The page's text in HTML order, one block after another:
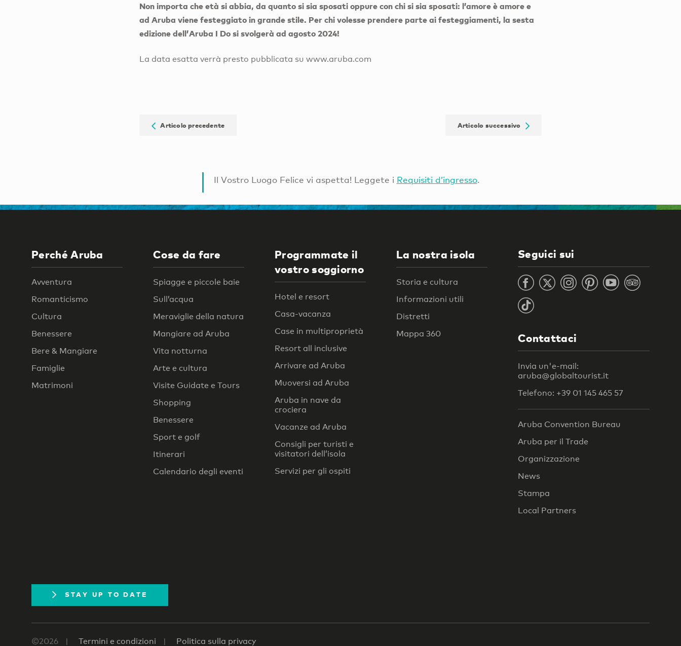
Non importa che età si abbia, da quanto si sia sposati oppure con chi si sia sposati: l’amore è amore e
ad Aruba viene festeggiato in grande stile. Per chi volesse prendere parte ai festeggiamenti, la sesta
edizione dell’Aruba I Do si svolgerà ad agosto 2024!
La data esatta verrà presto pubblicata su www.aruba.com
Articolo precedente Articolo successivo
Il Vostro Luogo Felice vi aspetta! Leggete i Requisiti d’ingresso.
Perché Aruba
Avventura
Romanticismo
Cultura
Benessere
Bere & Mangiare
Famiglie
Matrimoni
Cose da fare
Spiagge e piccole baie
Sull’acqua
Meraviglie della natura
Mangiare ad Aruba
Vita notturna
Arte e cultura
Visite Guidate e Tours
Shopping
Benessere
Sport e golf
Itinerari
Calendario degli eventi
Programmate il
vostro soggiorno
Hotel e resort
Casa-vacanza
Case in multiproprietà
Resort all inclusive
Arrivare ad Aruba
Muoversi ad Aruba
Aruba in nave da
crociera
Vacanze ad Aruba
Consigli per turisti e
visitatori dell’isola
Servizi per gli ospiti
La nostra isola
Storia e cultura
Informazioni utili
Distretti
Mappa 360
Seguici sui
Contattaci
Invia un'e-mail:
aruba@globaltourist.it
Telefono: +39 01 145 465 57
Aruba Convention Bureau
Aruba per il Trade
Organizzazione
News
Stampa
Local Partners
STAY UP TO DATE
©2026 Termini e condizioni Politica sulla privacy